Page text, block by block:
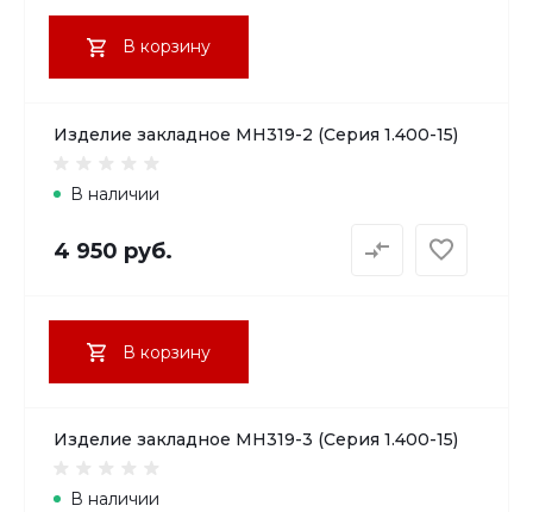
В корзину
Изделие закладное МН319-2 (Серия 1.400-15)
В наличии
4 950 руб.
В корзину
Изделие закладное МН319-3 (Серия 1.400-15)
В наличии